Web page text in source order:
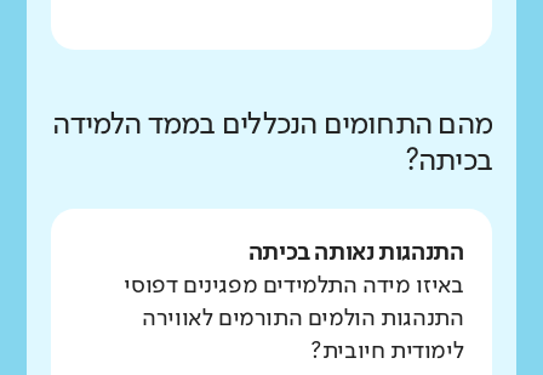
מהם התחומים הנכללים בממד הלמידה
בכיתה?
התנהגות נאותה בכיתה
באיזו מידה התלמידים מפגינים דפוסי
התנהגות הולמים התורמים לאווירה
לימודית חיובית?